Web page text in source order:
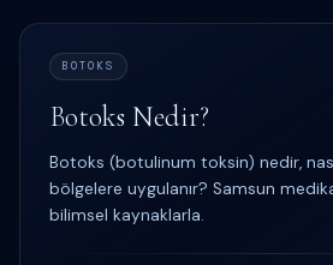
BOTOKS
Botoks Nedir?
Botoks (botulinum toksin) nedir,
bölgelere uygulanır? Samsun
bilimsel kaynaklarla.